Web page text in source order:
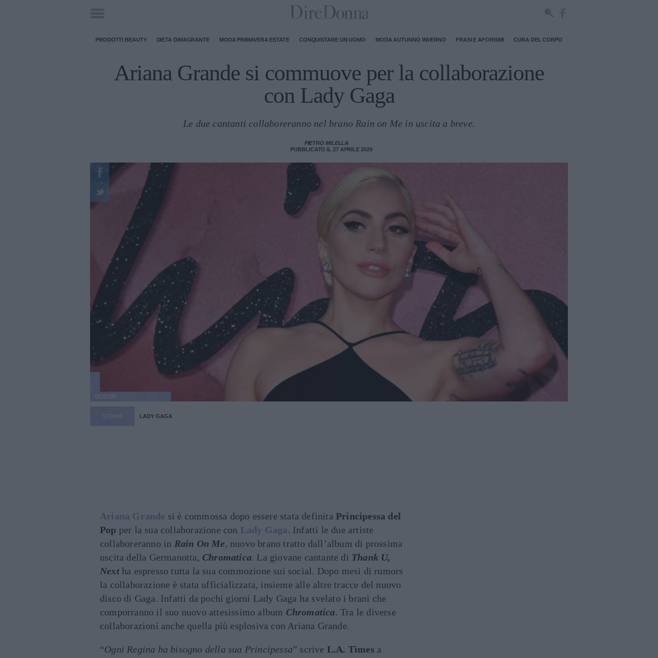
PRODOTTI BEAUTY DIETA DIMAGRANTE MODA PRIMAVERA ESTATE CONQUISTARE UN UOMO MODA AUTUNNO INVERNO FRASI E AFORISMI CURA DEL CORPO
Ariana Grande si commuove per la collaborazione
con Lady Gaga
Le due cantanti collaboreranno nel brano Rain on Me in uscita a breve.
PIETRO MILELLA
PUBBLICATO IL 27 APRILE 2020
LADY GAGA
Ariana Grande si è commossa dopo essere stata definitaPrincipessa del
Pop per la sua collaborazione con Lady Gaga. Infatti le due artiste
collaboreranno in Rain On Me, nuovo brano tratto dall’album di prossima
uscita della Germanotta, Chromatica. La giovane cantante di Thank U,
Nextha espresso tutta la sua commozione sui social. Dopo mesi di rumors
la collaborazione è stata ufficializzata, insieme alle altre tracce del nuovo
disco di Gaga. Infatti da pochi giorni Lady Gaga ha svelato i brani che
comporranno il suo nuovo attesissimo album Chromatica. Tra le diverse
collaborazioni anche quella più esplosiva con Ariana Grande.
“Ogni Regina ha bisogno della sua Principessa” scrive L.A. Times a